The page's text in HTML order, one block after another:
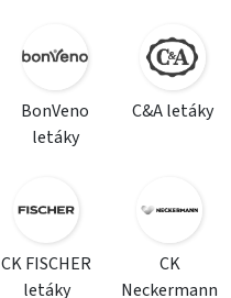
BonVeno
letáky
C&A letáky
CK FISCHER
letáky
CK
Neckermann